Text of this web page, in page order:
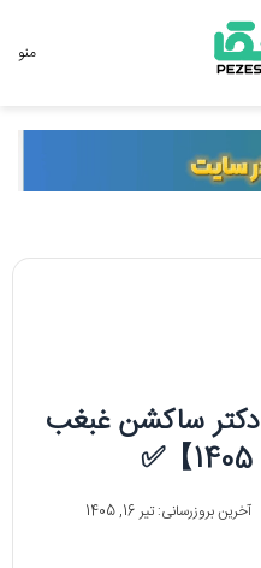
منو
دکتر ساکشن غبغب
آخرین بروزرسانی: تیر 16, 1405